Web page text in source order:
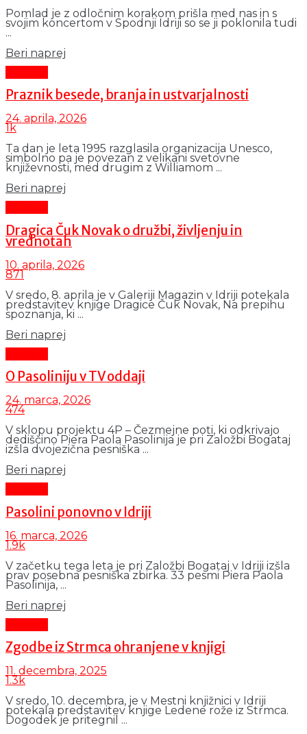
Pomlad je z odločnim korakom prišla med nas in s
svojim koncertom v Spodnji Idriji so se ji poklonila tudi
...
Beri naprej
Praznik besede, branja in ustvarjalnosti
24. aprila, 2026
1k
Ta dan je leta 1995 razglasila organizacija Unesco,
simbolno pa je povezan z velikani svetovne
književnosti, med drugim z Williamom ...
Beri naprej
Dragica Čuk Novak o družbi, življenju in
vrednotah
10. aprila, 2026
871
V sredo, 8. aprila je v Galeriji Magazin v Idriji potekala
predstavitev knjige Dragice Čuk Novak, Na prepihu
spoznanja, ki ...
Beri naprej
O Pasoliniju v TV oddaji
24. marca, 2026
474
V sklopu projektu 4P – Čezmejne poti, ki odkrivajo
dediščino Piera Paola Pasolinija je pri Založbi Bogataj
izšla dvojezična pesniška ...
Beri naprej
Pasolini ponovno v Idriji
16. marca, 2026
1.9k
V začetku tega leta je pri Založbi Bogataj v Idriji izšla
prav posebna pesniška zbirka. 33 pesmi Piera Paola
Pasolinija, ...
Beri naprej
Zgodbe iz Strmca ohranjene v knjigi
11. decembra, 2025
1.3k
V sredo, 10. decembra, je v Mestni knjižnici v Idriji
potekala predstavitev knjige Ledene rože iz Strmca.
Dogodek je pritegnil ...